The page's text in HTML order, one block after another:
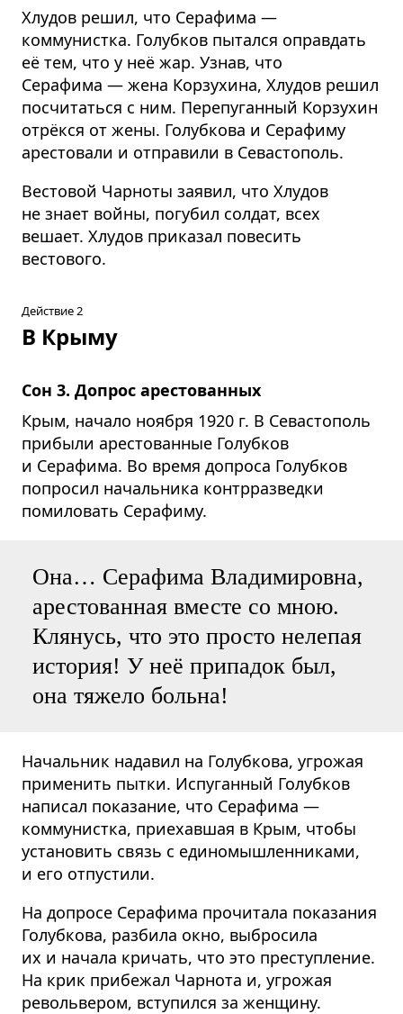
Хлудов решил, что Серафима —
коммунистка. Голубков пытался оправдать
её тем, что у неё жар. Узнав, что
Серафима — жена Корзухина, Хлудов решил
посчитаться с ним. Перепуганный Корзухин
отрёкся от жены. Голубкова и Серафиму
арестовали и отправили в Севастополь.
Вестовой Чарноты заявил, что Хлудов
не знает войны, погубил солдат, всех
вешает. Хлудов приказал повесить
вестового.
Действие 2
В Крыму
Сон 3. Допрос арестованных
Крым, начало ноября 1920 г. В Севастополь
прибыли арестованные Голубков
и Серафима. Во время допроса Голубков
попросил начальника контрразведки
помиловать Серафиму.
Она… Серафима Владимировна,
арестованная вместе со мною.
Клянусь, что это просто нелепая
история! У неё припадок был,
она тяжело больна!
Начальник надавил на Голубкова, угрожая
применить пытки. Испуганный Голубков
написал показание, что Серафима —
коммунистка, приехавшая в Крым, чтобы
установить связь с единомышленниками,
и его отпустили.
На допросе Серафима прочитала показания
Голубкова, разбила окно, выбросила
их и начала кричать, что это преступление.
На крик прибежал Чарнота и, угрожая
револьвером, вступился за женщину.